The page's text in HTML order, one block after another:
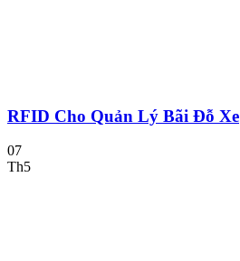
RFID Cho Quản Lý Bãi Đỗ Xe
07
Th5